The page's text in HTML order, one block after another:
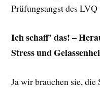
Prüfungsangst des
Ich schaff’ das! –
Stress und
Ja wir brauchen sie,